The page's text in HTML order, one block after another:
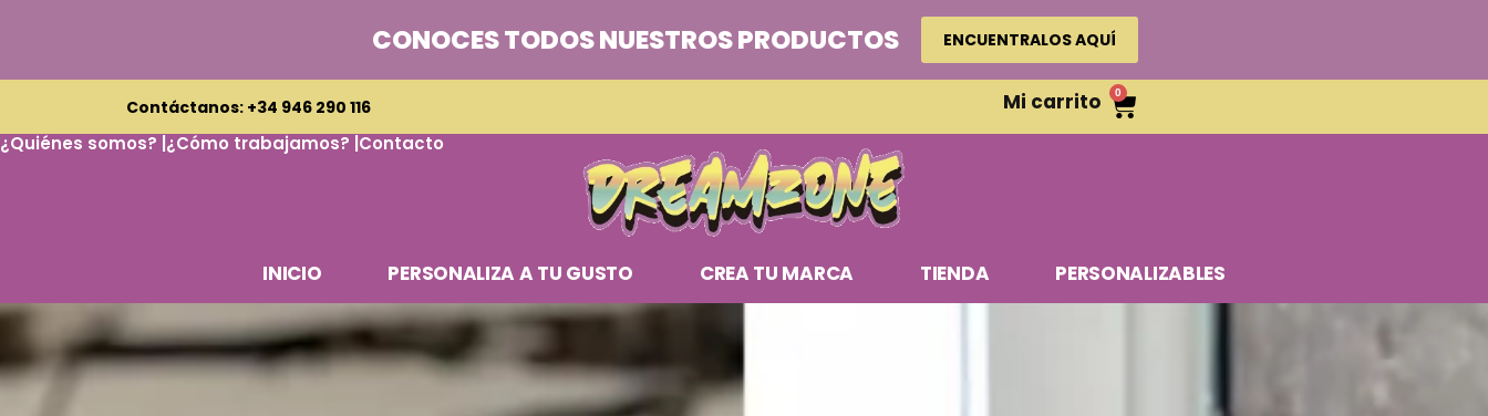
CONOCES TODOS NUESTROS PRODUCTOS ENCUENTRALOS AQUÍ
Contáctanos: +34 946 290 116 Mi carrito 0
¿Quiénes somos? | ¿Cómo trabajamos? | Contacto
INICIO PERSONALIZA A TU GUSTO CREA TU MARCA TIENDA PERSONALIZABLES